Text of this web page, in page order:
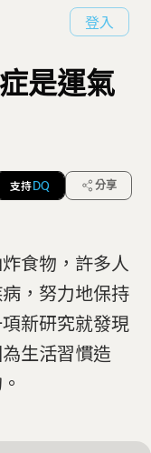
登入
是運氣
支持 DQ 分享
食物，許多人
，努力地保持
新研究就發現
生活習慣造